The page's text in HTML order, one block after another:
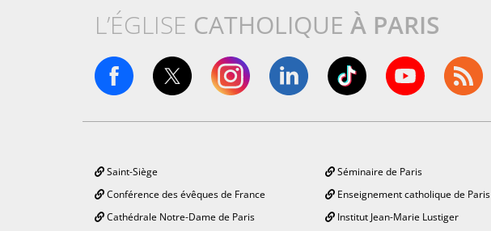
L’ÉGLISE CATHOLIQUE À PARIS
Saint-Siège
Conférence des évêques de France
Cathédrale Notre-Dame de Paris
Séminaire de Paris
Enseignement catholique de Paris
Institut Jean-Marie Lustiger